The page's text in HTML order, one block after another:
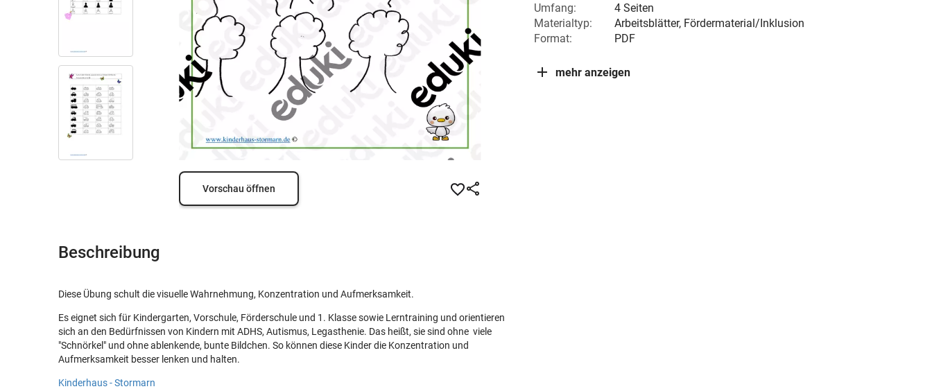
Vorschau öffnen
Beschreibung
Diese Übung schult die visuelle Wahrnehmung, Konzentration und Aufmerksamkeit.
Es eignet sich für Kindergarten, Vorschule, Förderschule und 1. Klasse sowie Lerntraining und orientieren
sich an den Bedürfnissen von Kindern mit ADHS, Autismus, Legasthenie. Das heißt, sie sind ohne viele
"Schnörkel" und ohne ablenkende, bunte Bildchen. So können diese Kinder die Konzentration und
Aufmerksamkeit besser lenken und halten.
Kinderhaus - Stormarn
Umfang:
4 Seiten
Materialtyp:
Arbeitsblätter, Fördermaterial/Inklusion
Format:
PDF
mehr anzeigen